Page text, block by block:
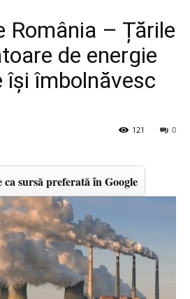
România – Țările
de energie
își îmbolnăvesc
0
121
ca sursă preferată în Google